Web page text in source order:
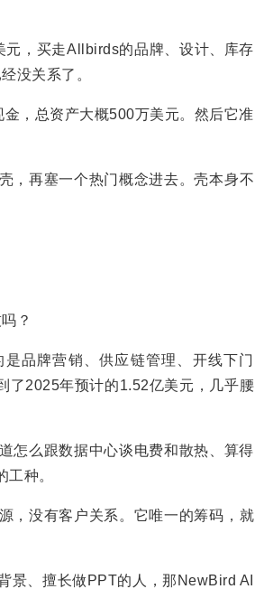
，买走Allbirds的品牌、设计、库存
没关系了。
，总资产大概500万美元。然后它准
，再塞一个热门概念进去。壳本身不
？
品牌营销、供应链管理、开线下门
了2025年预计的1.52亿美元，几乎腰
怎么跟数据中心谈电费和散热、算得
种。
，没有客户关系。它唯一的筹码，就
景、擅长做PPT的人，那NewBird AI